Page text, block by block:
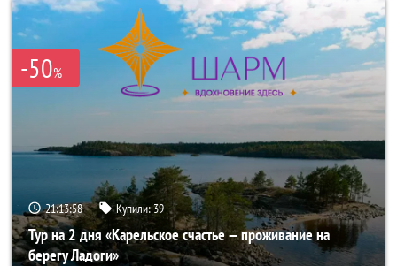
-50%
21:13:57 Купили:39
Тур на 2 дня «Карельское счастье — проживание на
берегу Ладоги»